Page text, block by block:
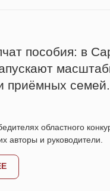
пособия: в
приёмных семей.
областного
авторы и руководители.